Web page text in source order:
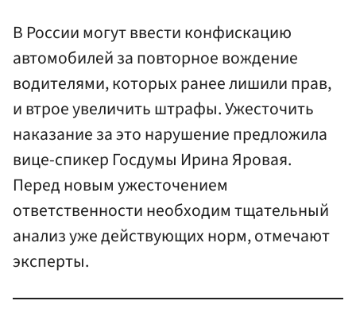
В России могут ввести конфискацию
автомобилей за повторное вождение
водителями, которых ранее лишили прав,
и втрое увеличить штрафы. Ужесточить
наказание за это нарушение предложила
вице-спикер Госдумы Ирина Яровая.
Перед новым ужесточением
ответственности необходим тщательный
анализ уже действующих норм, отмечают
эксперты.